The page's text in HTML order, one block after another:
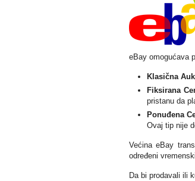
eBay omogućava
Klasična
Fiksirana
pristanu da
Ponuđena
Ovaj tip nije
Većina eBay
određeni
Da bi prodavali ili